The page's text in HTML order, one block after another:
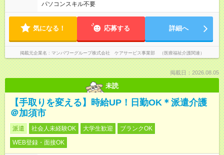
パソコンスキル不要
気になる！ 応募する 詳細へ
掲載元企業名 マンパワーグループ株式会社 ケアサービス事業部 （医療福祉介護関連）
掲載日：2026.08.05
未読
【手取りを変える】時給UP！日勤OK＊派遣介護
＠加須市
派遣 社会人未経験OK 大学生歓迎
ブランクOK
WEB登録・面接OK